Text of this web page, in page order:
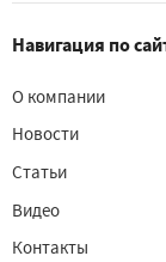
Навигация по
О компании
Новости
Статьи
Видео
Контакты